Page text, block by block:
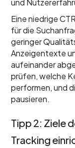
und
Eine niedrige
für die
geringer
Anzeigentexte
aufeinander
prüfen, welche
performen, und
pausieren.
Tipp 2: Ziele
Tracking